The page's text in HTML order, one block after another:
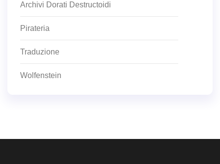
Archivi Dorati Destructoidi
Pirateria
Traduzione
Wolfenstein